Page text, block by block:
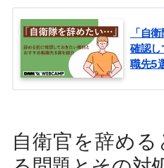
「自
確認し
職先5
自衛官を辞め